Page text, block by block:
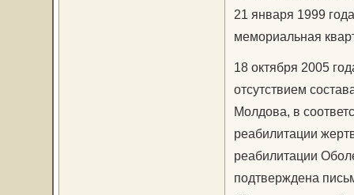
21 января 1999
мемориальная
18 октября 2005
отсутствием
Молдова, в
реабилитации
реабилитации
подтверждена